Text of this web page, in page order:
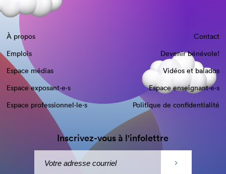
À propos
Contact
Emplois
Devenir bénévole!
Espace médias
Vidéos et balados
Espace exposant·e⋅s
Espace enseignant·e⋅s
Espace professionnel·le⋅s
Politique de confidentialité
Inscrivez-vous à l'infolettre